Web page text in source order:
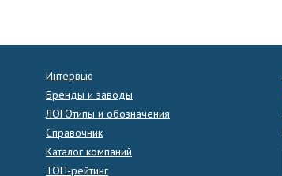
Интервью
Бренды и заводы
ЛОГОтипы и обозначения
Справочник
Каталог компаний
ТОП-рейтинг